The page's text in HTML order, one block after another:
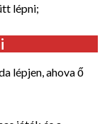
lépni;
lépjen, ahova ő